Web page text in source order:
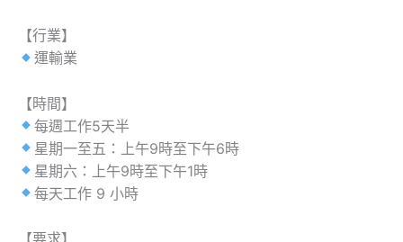
【行業】
運輸業
【時間】
每週工作5天半
星期一至五：上午9時至下午6時
星期六：上午9時至下午1時
每天工作 9 小時